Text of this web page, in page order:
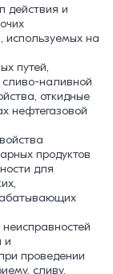
действия и
используемых на
путей,
наливной
откидные
нефтегазовой
продуктов
для
и
проведении
сливу,